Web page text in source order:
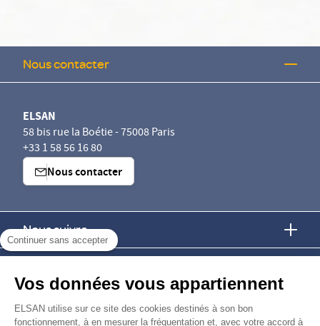
Continuer sans accepter
Vos données vous appartiennent
ELSAN utilise sur ce site des cookies destinés à son bon
fonctionnement, à en mesurer la fréquentation et, avec votre accord à
Nous contacter
ELSAN
58 bis rue la Boétie - 75008 Paris
+33 1 58 56 16 80
Nous contacter
Nous suivre
Nous rejoindre